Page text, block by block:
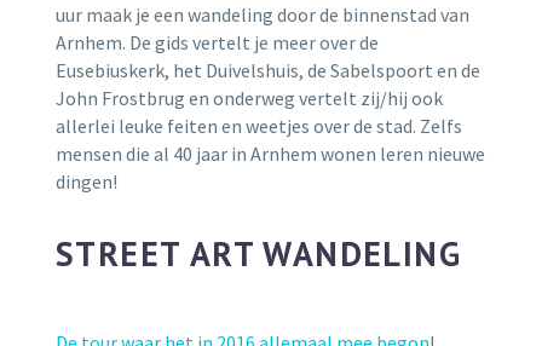
uur maak je een wandeling door de binnenstad van
Arnhem. De gids vertelt je meer over de
Eusebiuskerk, het Duivelshuis, de Sabelspoort en de
John Frostbrug en onderweg vertelt zij/hij ook
allerlei leuke feiten en weetjes over de stad. Zelfs
mensen die al 40 jaar in Arnhem wonen leren nieuwe
dingen!
STREET ART WANDELING